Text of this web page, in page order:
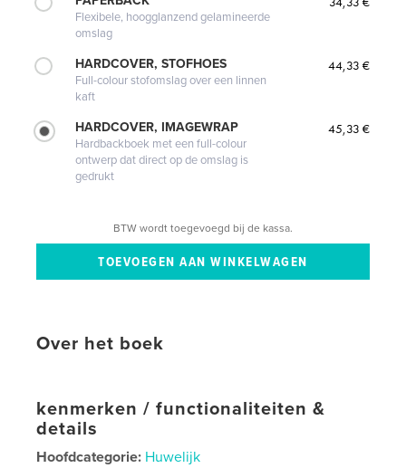
Flexibele, hoogglanzend gelamineerde
omslag
HARDCOVER, STOFHOES
Full-colour stofomslag over een linnen
kaft
44,33 €
HARDCOVER, IMAGEWRAP
Hardbackboek met een full-colour
ontwerp dat direct op de omslag is
gedrukt
45,33 €
BTW wordt toegevoegd bij de kassa.
Over het boek
kenmerken / functionaliteiten &
details
Hoofdcategorie: Huwelijk